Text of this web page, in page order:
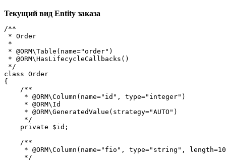
Текущий вид Entity заказа
/**
* Order
*
* @ORM\Table(name="order")
* @ORM\HasLifecycleCallbacks()
*/
class Order
{
    /**
     * @ORM\Column(name="id", type="integer")
     * @ORM\Id
     * @ORM\GeneratedValue(strategy="AUTO")
     */
    private $id;
    /**
* @ORM\Column(name="fio", type="string",
     */